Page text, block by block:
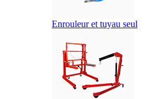
Enrouleur et tuyau seul